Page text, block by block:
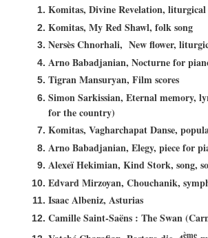
Komitas, Divine Revelation,
Komitas, My Red Shawl, folk song
Nersès Chnorhali, New flower,
Arno Babadjanian, Nocturne for
Tigran Mansuryan, Film scores
Simon Sarkissian, Eternal memory,
for the country)
Komitas, Vagharchapat Danse,
Arno Babadjanian, Elegy, piece for
Alexeï Hekimian, Kind Stork, song,
Edvard Mirzoyan, Chouchanik,
Isaac Albeniz, Asturias
Camille Saint-Saëns : The Swan
ème